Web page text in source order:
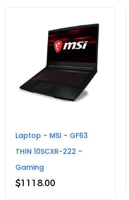
Laptop – MSI – GF63
THIN 10SCXR-222 –
Gaming
$1118.00